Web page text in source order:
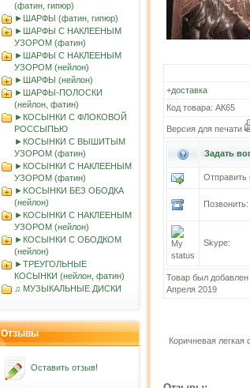
(фатин, гипюр)
►ШАРФЫ (фатин, гипюр)
►ШАРФЫ С НАКЛЕЕНЫМ
УЗОРОМ (фатин)
►ШАРФЫ С НАКЛЕЕНЫМ
УЗОРОМ (нейлон)
►ШАРФЫ (нейлон)
►ШАРФЫ-ПОЛОСКИ
(нейлон, фатин)
►КОСЫНКИ С ФЛОКОВОЙ
РОССЫПЬЮ
►КОСЫНКИ С ВЫШИТЫМ
УЗОРОМ (фатин)
►КОСЫНКИ С НАКЛЕЕНЫМ
УЗОРОМ (фатин)
►KOСЫНКИ БЕЗ ОБОДКА
(нейлон)
►КОСЫНКИ С НАКЛЕЕНЫМ
УЗОРОМ (нейлон)
►КОСЫНКИ С ОБОДКОМ
(нейлон)
►ТРЕУГОЛЬНЫЕ
КОСЫНКИ (нейлон, фатин)
♫ МУЗЫКАЛЬНЫЕ ДИСКИ
Отзывы
Оставить отзыв!
+доставка
Код товара: АК65
Версия для печати
Задать
Отправить
Позвонить:
Skype:
Товар был
Апреля 2019
Коричневая